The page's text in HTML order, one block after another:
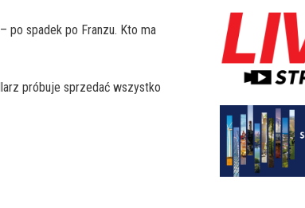
po spadek po Franzu. Kto ma
próbuje sprzedać wszystko